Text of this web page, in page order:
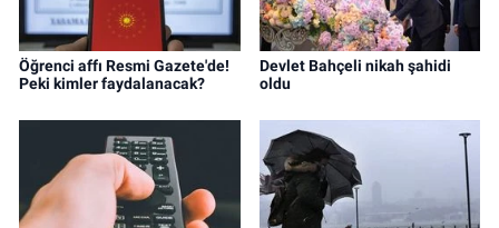
Öğrenci affı Resmi Gazete'de!
Peki kimler faydalanacak?
Devlet Bahçeli nikah şahidi
oldu